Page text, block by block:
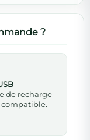
?
de recharge
compatible.